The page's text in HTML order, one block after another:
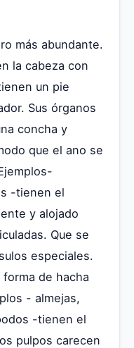
más abundante.
la cabeza con
un pie
Sus órganos
concha y
que el ano se
-tienen el
y alojado
Que se
especiales.
de hacha
- almejas,
-tienen el
pulpos carecen